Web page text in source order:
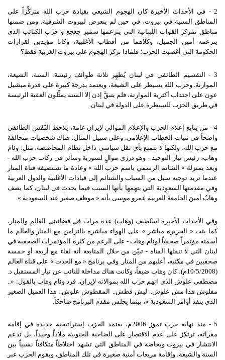
2 - في الأحداث الأخيرة كان الهجوم الشيعي بقيادة حزب الله متركِّزاً على
المناطق السنية في بيروت، في حين لم يتعرض لبيروت الشرقية، ومن ضمنها
مناطق تمركز القوات اللبنانية التي يتزعمها سمير جعجع و حزب الكتائب الذي
يتزعمه أمين الجميل، وكلاهما من أقطاب الأغلبية، وكانا مؤيدين لقرارات
الحكومة التي أغضبت الحزب؛ فلماذا تركز الهجوم على بيروت الغربية فقط؟
3 - التقسيم الطائفي في لبنان يُظهِر ثلاثة طوائف رئيسة: السنة، الشيعة،
الموارنة. وحزب الله يسيطر على الشيعة، ويعتمد بدرجة كبيرة على قدرة ميشيل
عون على اجتذاب أكثرية الموارنة، فلم يتبقَّ إذن إلا السنة يمثِّلون العقبة الرئيسة
في طريق الحزب للسيطرة على الدولة في لبنان.
4 - من يتابع إعلام الحزب والإعلام الموالي لإيران عامة، يلاحظ النَّفَسَ الطائفي
واضحاً في ثنيات الخطاب الإعلامي. وعلى سبيل المثال: هناك شخصيات متحالفة
مع حزب الله، ولكنها لا تتمتع بأي ثقل سياسي داخل نظام المحاصصة، مثل: وئام
وهاب، رئيس تيار التوحيد - وهو درزي موالٍ لسورية وسائر في ركاب حزب الله -
ويعد بمنزلة « الشاتم الرسمي باسم حزب الله » وعادة ما تستضيفه قناة المنار
عندما تريد توجيه سيل من السباب والشتائم إلى قيادات الأغلبية والدول العربية
وفي مقدمتها السعودية التي يتهمها بأنها السبب فيما يحدث في لبنان، كما يصف
وهابٌ أمينَ الجامعة العربية عمرو موسى بأنه « موظف صغير عند السعودية ».
وفي الأحداث الأخيرة استُضيف (وهاب) عدة مرات في فضائيتي العالم والمنار،
كما بثت « الجزيرة مباشر » على الهواء مباشرة بالتزامن مع المنار والعالم ما
أسمته مؤتمراً صحفياً لوئام وهاب - على الرغم من كثرة المؤتمرات الصحفية في
لبنان التي لا تنقلها القناة - تبيّن من خلال المتابعة أنه لقاء مع أربعة أو خمسة
صحفيين في مكتبه، أغلبهم من المنار. وفي برنامج « مع الحدث » على قناة العالم
(10/5/2008م)، كان وهاب ضيفاً، وكانت هناك مداخلة للنائب عن تيار المستقبل د.
مصطفى علوش الذي اتهم حزب الله بموالاته لإيران، فرد وئام وهاب بالقول: «..
مفلوش هذا مش علوش.. ليش قطش.. المقطوش علوش.. هذا العميل الصغير
الذي ينفذ أوامر السعودية »، بينما يجلس مقدم البرنامج ضاحكاً.
5 - منذ نهاية حرب تموز 2006م، يعتمد الحزب إستراتيجية جديدة في إقامة
مقراته، ترتكز على عدم الاقتصار على الضاحية الجنوبية ملاذاً وحيداً، بل تدعم
الانتشار في بيروت وبخاصة في المناطق التي تشهد اختلاطاً متكافئاً نسبياً بين
السنة والشيعة، وإقامة مربعات أمنية صغيرة في تلك المناطق، ويقوم الحزب عبر